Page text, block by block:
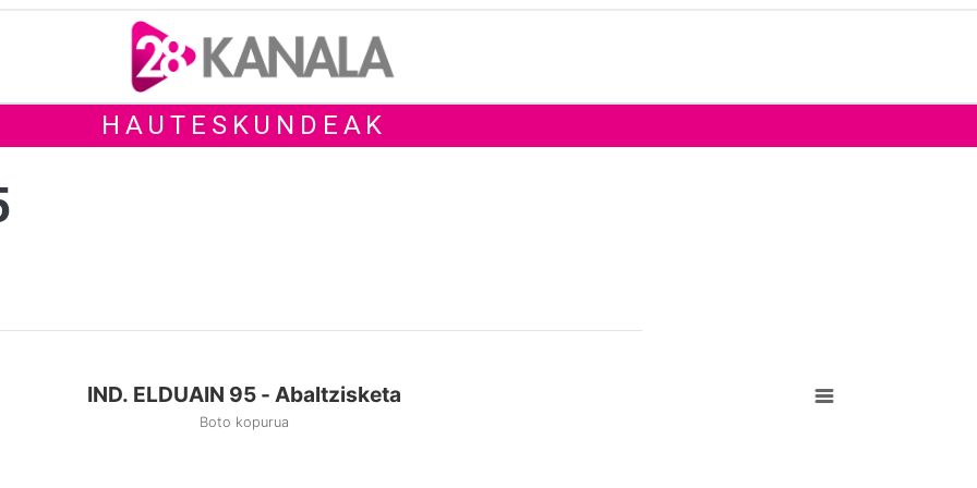
HAUTESKUNDEAK
IND. ELDUAIN 95 - Abaltzisketa
Boto kopurua